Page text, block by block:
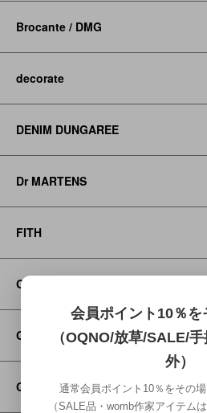
Brocante / DMG
decorate
DENIM DUNGAREE
Dr MARTENS
FITH
Go to Hollywood
GRAMICCI
GROOVY COLORS
会員ポイント10％を
（OQNO/放草/SALE/
外）
通常会員ポイント10％をその
（SALE品・womb作家アイテム